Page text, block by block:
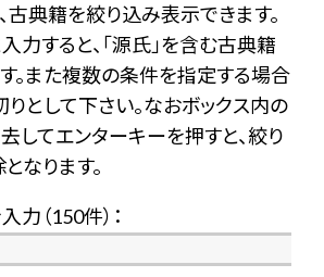
古典籍を絞り込み表示できます。
力すると、「源氏」を含む古典籍
。また複数の条件を指定する場合
りとして下さい。なおボックス内の
してエンターキーを押すと、絞り
なります。
力（150件）：